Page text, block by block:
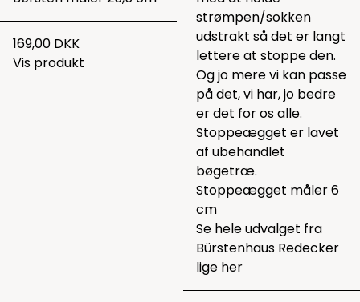
169,00 DKK
Vis produkt
strømpen/sokken
udstrakt så det er langt
lettere at stoppe den.
Og jo mere vi kan passe
på det, vi har, jo bedre
er det for os alle.
Stoppeægget er lavet
af ubehandlet
bøgetræ.
Stoppeægget måler 6
cm
Se hele udvalget fra
Bürstenhaus Redecker
lige her